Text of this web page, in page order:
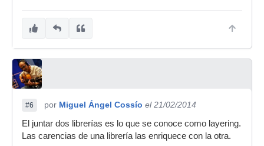
#6 por Miguel Ángel Cossío el 21/02/2014
El juntar dos librerías es lo que se conoce como layering.
Las carencias de una librería las enriquece con la otra.